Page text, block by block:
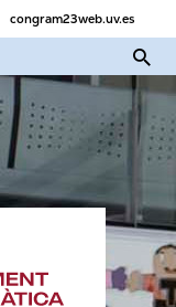
congram23web.uv.es